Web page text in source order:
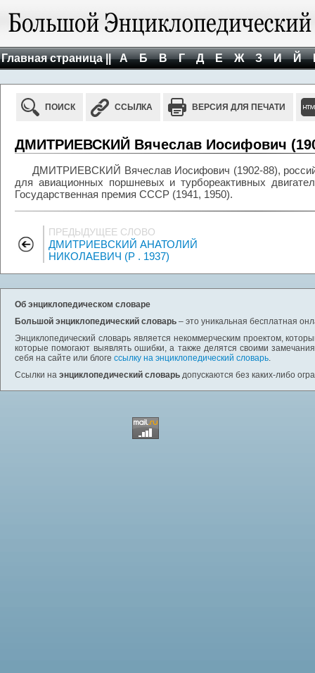
Главная страница || А Б В Г Д Е Ж З И Й
ПОИСК ССЫЛКА ВЕРСИЯ ДЛЯ ПЕЧАТИ
ДМИТРИЕВСКИЙ Вячеслав Иосифович
ДМИТРИЕВСКИЙ Вячеслав Иосифович (1902-88),
для авиационных поршневых и турбореактивных
Государственная премия СССР (1941, 1950).
ПРЕДЫДУЩЕЕ СЛОВО
ДМИТРИЕВСКИЙ АНАТОЛИЙ
НИКОЛАЕВИЧ (Р . 1937)
Об энциклопедическом словаре
Большой энциклопедический словарь – это уникальная бесплатная
Энциклопедический словарь является некоммерческим проектом,
которые помогают выявлять ошибки, а также делятся своими
себя на сайте или блоге ссылку на энциклопедический словарь.
Ссылки на энциклопедический словарь допускаются без каких-либо